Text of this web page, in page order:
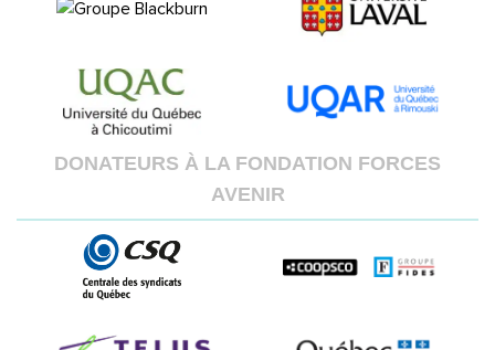
DONATEURS À LA FONDATION FORCES
AVENIR